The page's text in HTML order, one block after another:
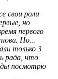
свои роли
но
первого
Но...
только 3
рада, что
посмотрю